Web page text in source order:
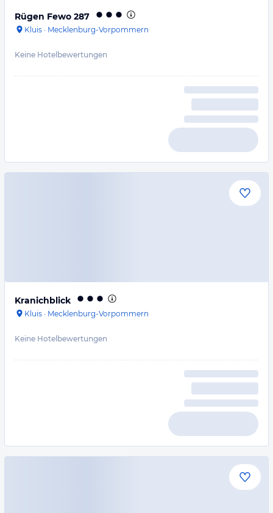
Rügen Fewo 287
Kluis · Mecklenburg-Vorpommern
Keine Hotelbewertungen
Kranichblick
Kluis · Mecklenburg-Vorpommern
Keine Hotelbewertungen